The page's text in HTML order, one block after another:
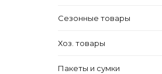
Сезонные товары
Хоз. товары
Пакеты и сумки